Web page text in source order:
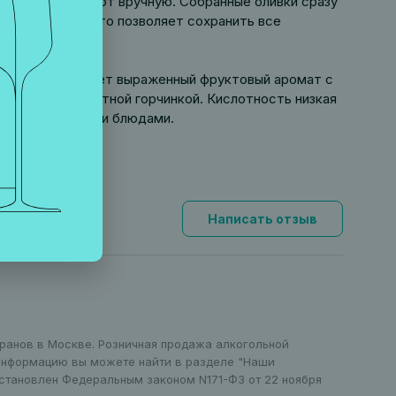
35
С, что позволяет сохранить все
Имеет выраженный фруктовый аромат с
и едва заметной горчинкой. Кислотность низкая
и мясными блюдами.
Написать отзыв
в Москве. Розничная продажа алкогольной
вы можете найти в разделе "Наши
Федеральным законом N171-ФЗ от 22 ноября